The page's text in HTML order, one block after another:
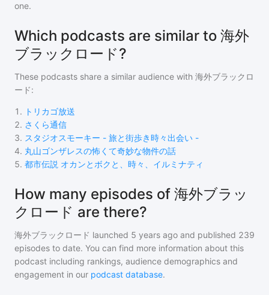
one.
Which podcasts are similar to 海外
ブラックロード?
These podcasts share a similar audience with 海外ブラックロ
ード:
1 . トリカゴ放送
2. さくら通信
3. スタジオスモーキー - 旅と街歩き時々出会い -
4. 丸山ゴンザレスの怖くて奇妙な物件の話
5. 都市伝説 オカンとボクと、時々、イルミナティ
How many episodes of 海外ブラッ
クロード are there?
海外ブラックロード launched 5 years ago and published 239
episodes to date. You can find more information about this
podcast including rankings, audience demographics and
engagement in our podcast database.